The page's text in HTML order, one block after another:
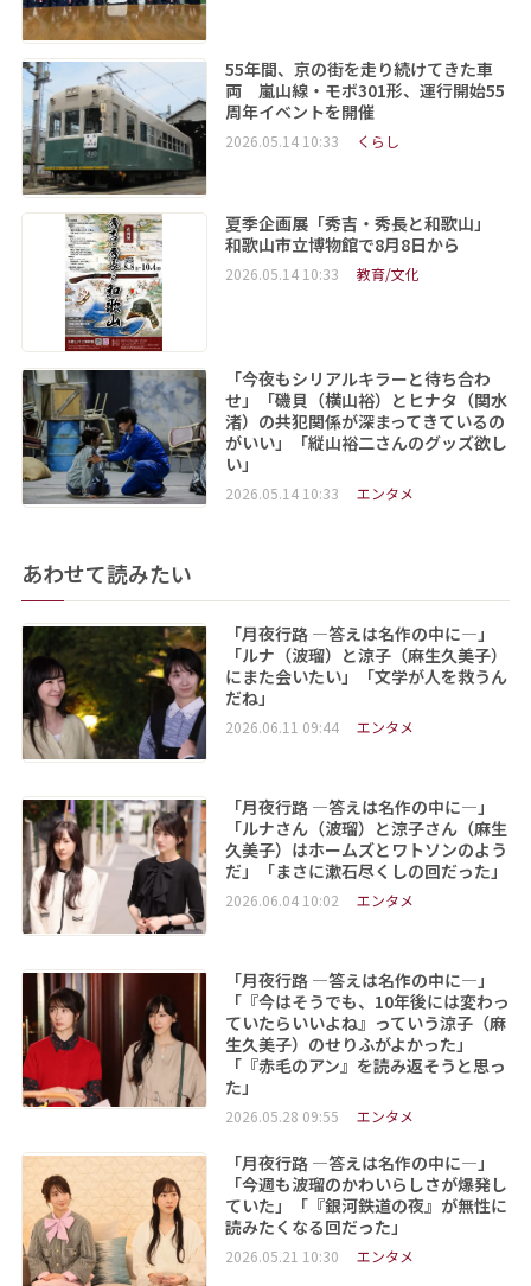
55年間、京の街を走り続けてきた車
両 嵐山線・モボ301形、運行開始55
周年イベントを開催
2026.05.14 10:33 くらし
夏季企画展「秀吉・秀長と和歌山」
和歌山市立博物館で8月8日から
2026.05.14 10:33 教育/文化
「今夜もシリアルキラーと待ち合わ
せ」「磯貝（横山裕）とヒナタ（関水
渚）の共犯関係が深まってきているの
がいい」「縦山裕二さんのグッズ欲し
い」
2026.05.14 10:33 エンタメ
あわせて読みたい
「月夜行路 ―答えは名作の中に―」
「ルナ（波瑠）と涼子（麻生久美子）
にまた会いたい」「文学が人を救うん
だね」
2026.06.11 09:44 エンタメ
「月夜行路 ―答えは名作の中に―」
「ルナさん（波瑠）と涼子さん（麻生
久美子）はホームズとワトソンのよう
だ」「まさに漱石尽くしの回だった」
2026.06.04 10:02 エンタメ
「月夜行路 ―答えは名作の中に―」
「『今はそうでも、10年後には変わっ
ていたらいいよね』っていう涼子（麻
生久美子）のせりふがよかった」
「『赤毛のアン』を読み返そうと思っ
た」
2026.05.28 09:55 エンタメ
「月夜行路 ―答えは名作の中に―」
「今週も波瑠のかわいらしさが爆発し
ていた」「『銀河鉄道の夜』が無性に
読みたくなる回だった」
2026.05.21 10:30 エンタメ